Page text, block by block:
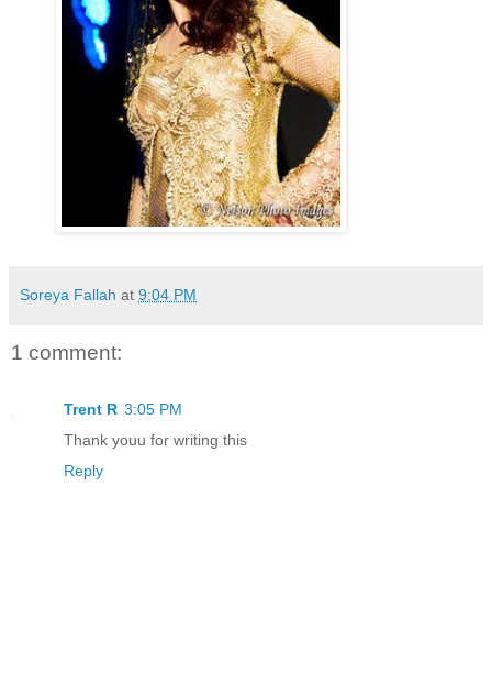
Soreya Fallah at 9:04 PM
1 comment:
Trent R 3:05 PM
Thank youu for writing this
Reply